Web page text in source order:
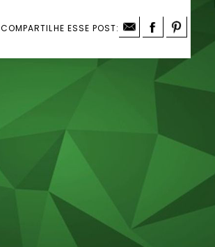
COMPARTILHE ESSE POST: